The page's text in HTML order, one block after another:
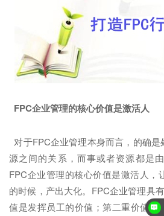
FPC企业管理的核心价值是激活人
对于FPC企业管理本身而言，的确
源之间的关系，而事或者资源都是
FPC企业管理的核心价值是激活人，
的时候，产出大化。FPC企业管理具
值是发挥员工的价值；第二重价值是